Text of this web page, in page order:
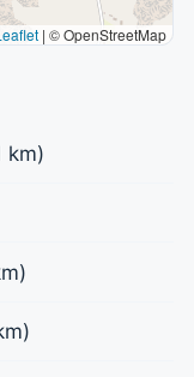
| © OpenStreetMap
km)